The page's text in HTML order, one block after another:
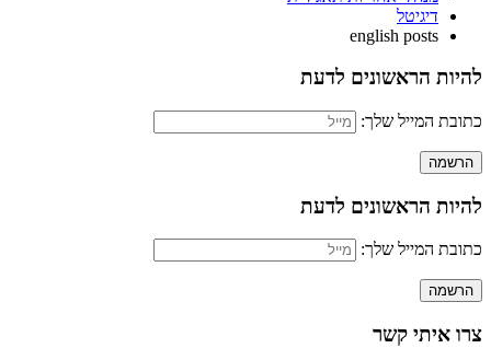
דיגיטל
english posts
להיות הראשונים לדעת
כתובת המייל שלך:
להיות הראשונים לדעת
כתובת המייל שלך:
צרו איתי קשר